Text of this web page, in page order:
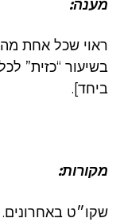
מענה:
ראוי שכל אחת
בשיעור “כזית”
ביחד].
מקורות:
שקו״ט